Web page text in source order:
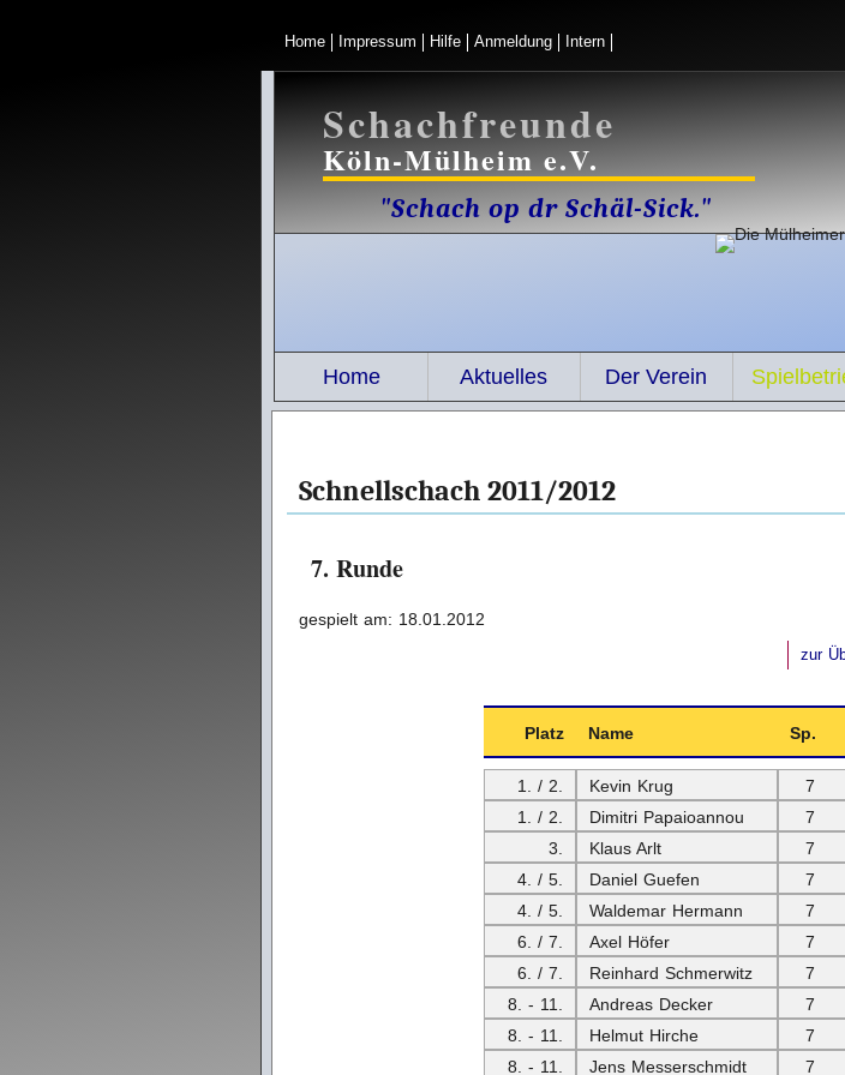
Home Impressum Hilfe Anmeldung Intern
Schachfreunde
Köln-Mülheim e.V.
"Schach op dr Schäl-Sick."
Home Aktuelles Der Verein
Schnellschach 2011/2012
7. Runde
gespielt am: 18.01.2012
zur
Platz Name Sp.
1. / 2. Kevin Krug 7
1. / 2.
Dimitri Papaioannou 7
3.
Klaus Arlt 7
4. / 5.
Daniel Guefen 7
4. / 5.
Waldemar Hermann 7
6. / 7.
Axel Höfer 7
6. / 7.
Reinhard Schmerwitz 7
8. - 11.
Andreas Decker 7
8. - 11.
Helmut Hirche 7
8. - 11.
Jens Messerschmidt 7